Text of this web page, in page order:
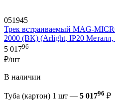
051945
Трек встраиваемый MAG-
2000 (BK) (Arlight, IP20 Металл,
5 01796
₽/шт
В наличии
Туба (картон) 1 шт — 5 01796 ₽